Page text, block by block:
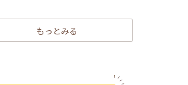
もっとみる